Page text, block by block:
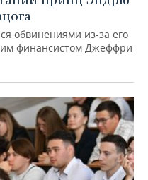
обвинениями из-за его
финансистом Джеффри